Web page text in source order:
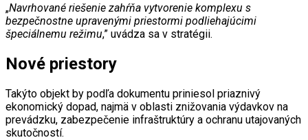
„Navrhované riešenie zahŕňa vytvorenie komplexu s
bezpečnostne upravenými priestormi podliehajúcimi
špeciálnemu režimu,” uvádza sa v stratégii.
Nové priestory
Takýto objekt by podľa dokumentu priniesol priaznivý
ekonomický dopad, najmä v oblasti znižovania výdavkov na
prevádzku, zabezpečenie infraštruktúry a ochranu utajovaných
skutočností.